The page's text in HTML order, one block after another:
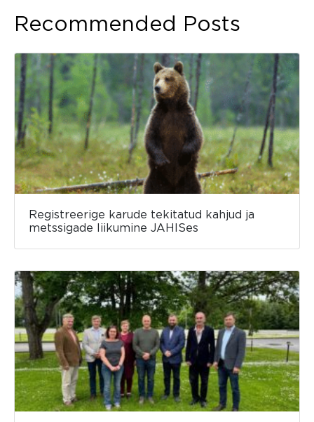
Recommended Posts
Registreerige karude tekitatud kahjud ja
metssigade liikumine JAHISes